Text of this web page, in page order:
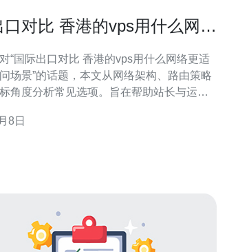
口对比 香港的vps用什么网络
“国际出口对比 香港的vps用什么网络更适
场景”的话题，本文从网络架构、路由策略
角度分析常见选项。旨在帮助站长与运维
外访问场景特点 香港
8日